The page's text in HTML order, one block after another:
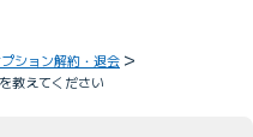
ション解約・退会
教えてください